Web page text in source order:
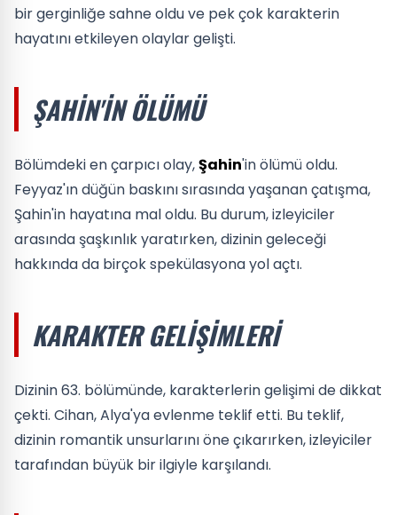
bir gerginliğe sahne oldu ve pek çok karakterin
hayatını etkileyen olaylar gelişti.
ŞAHIN'IN ÖLÜMÜ
Bölümdeki en çarpıcı olay,Şahin'in ölümü oldu.
Feyyaz'ın düğün baskını sırasında yaşanan çatışma,
Şahin'in hayatına mal oldu. Bu durum, izleyiciler
arasında şaşkınlık yaratırken, dizinin geleceği
hakkında da birçok spekülasyona yol açtı.
KARAKTER GELIŞIMLERI
Dizinin 63. bölümünde, karakterlerin gelişimi de dikkat
çekti. Cihan, Alya'ya evlenme teklif etti. Bu teklif,
dizinin romantik unsurlarını öne çıkarırken, izleyiciler
tarafından büyük bir ilgiyle karşılandı.